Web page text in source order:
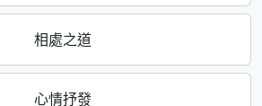
相處之道
心情抒發